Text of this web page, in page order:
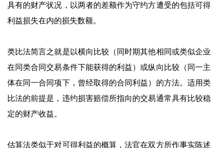
具有的财产状况，以两者的差额作为守约方遭受的包括可得
利益损失在内的损失数额。
类比法简言之就是以横向比较（同时期其他相同或类似企业
在同类合同交易条件下能获得的利益）或纵向比较（同一主
体在同一合同项下，曾经取得的合同利益）的方法。适用类
比法的前提是，违约损害赔偿所指向的交易通常具有比较稳
定的财产收益。
估算法类似于对可得利益的概算，法官在双方所作事实陈述